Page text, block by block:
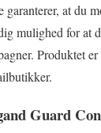
at du
mulighed for at
Produktet
Guard